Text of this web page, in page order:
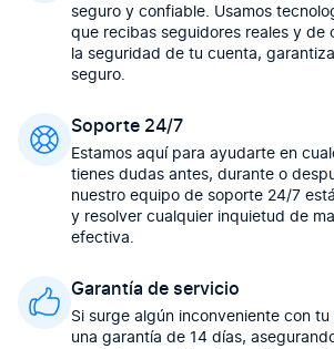
seguro y confiable. Usamos
que recibas seguidores reales y de
la seguridad de tu cuenta,
seguro.
Soporte 24/7
Estamos aquí para ayudarte en
tienes dudas antes, durante o
nuestro equipo de soporte 24/7
y resolver cualquier inquietud de
efectiva.
Garantía de servicio
Si surge algún inconveniente con
una garantía de 14 días,